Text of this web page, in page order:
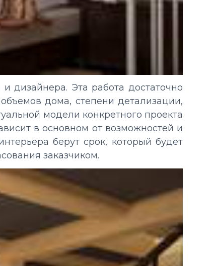
дизайнера. Эта работа достаточно
дома, степени детализации,
модели конкретного проекта
в основном от возможностей и
берут срок, который будет
заказчиком.